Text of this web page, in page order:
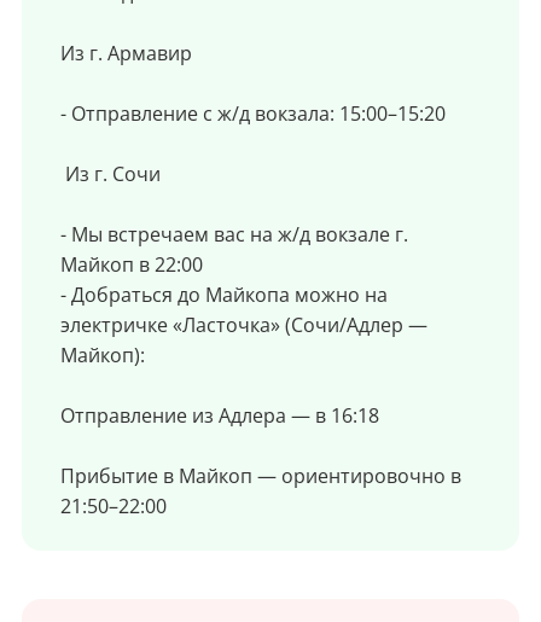
Из г. Армавир
- Отправление с ж/д вокзала: 15:00–15:20
Из г. Сочи
- Мы встречаем вас на ж/д вокзале г.
Майкоп в 22:00
- Добраться до Майкопа можно на
электричке «Ласточка» (Сочи/Адлер —
Майкоп):
Отправление из Адлера — в 16:18
Прибытие в Майкоп — ориентировочно в
21:50–22:00